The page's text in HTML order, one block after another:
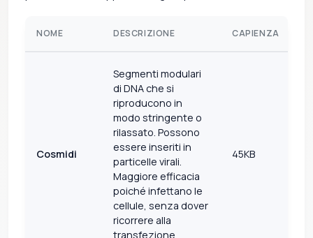
NOME DESCRIZIONE CAPIENZA
Cosmidi
Segmenti modulari
di DNA che si
riproducono in
modo stringente o
rilassato. Possono
essere inseriti in
particelle virali.
Maggiore efficacia
poiché infettano le
cellule, senza dover
ricorrere alla
transfezione.
45KB